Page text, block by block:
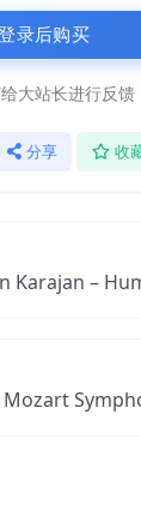
录后购买
大站长进行反馈
分享 收
Karajan –